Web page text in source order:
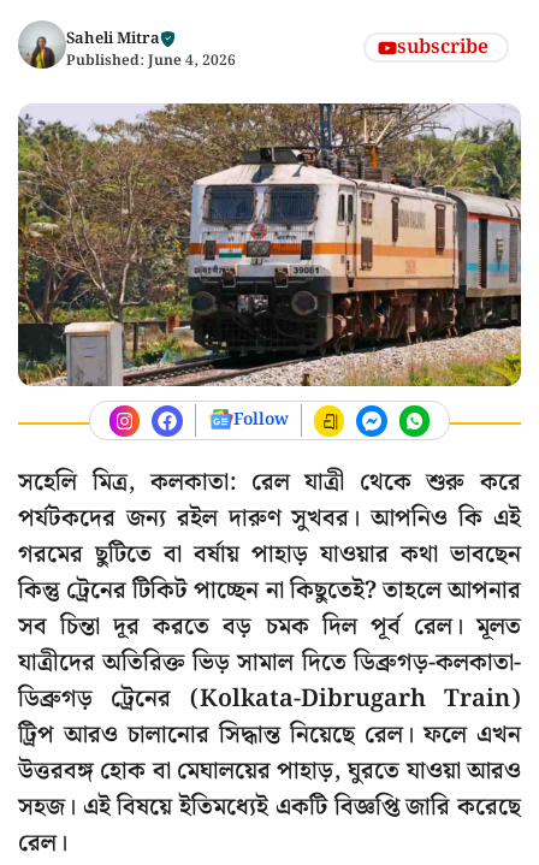
Saheli Mitra
Published: June 4, 2026 subscribe
Follow
সহেলি মিত্র, কলকাতা: রেল যাত্রী থেকে শুরু করে
পর্যটকদের জন্য রইল দারুণ সুখবর। আপনিও কি এই
গরমের ছুটিতে বা বর্ষায় পাহাড় যাওয়ার কথা ভাবছেন
কিন্তু ট্রেনের টিকিট পাচ্ছেন না কিছুতেই? তাহলে আপনার
সব চিন্তা দূর করতে বড় চমক দিল পূর্ব রেল। মূলত
যাত্রীদের অতিরিক্ত ভিড় সামাল দিতে ডিব্রুগড়-কলকাতা-
ডিব্রুগড় ট্রেনের (Kolkata-Dibrugarh Train)
ট্রিপ আরও চালানোর সিদ্ধান্ত নিয়েছে রেল। ফলে এখন
উত্তরবঙ্গ হোক বা মেঘালয়ের পাহাড়, ঘুরতে যাওয়া আরও
সহজ। এই বিষয়ে ইতিমধ্যেই একটি বিজ্ঞপ্তি জারি করেছে
রেল।